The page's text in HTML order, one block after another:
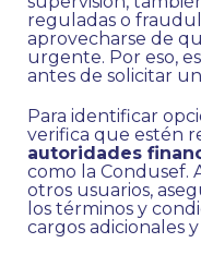
reguladas o
aprovecharse de
urgente. Por eso,
antes de solicitar
Para identificar
verifica que estén
autoridades
como la Condusef.
otros usuarios,
los términos y
cargos adicionales